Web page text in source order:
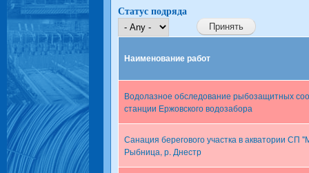
Статус подряда
Наименование работ
Водолазное обследование рыбозащитных
станции Ержовского водозабора
Санация берегового участка в акватории СП
Рыбница, р. Днестр